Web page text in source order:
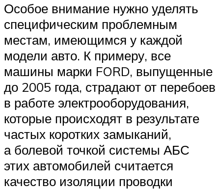
Особое внимание нужно уделять
специфическим проблемным
местам, имеющимся у каждой
модели авто. К примеру, все
машины марки FORD, выпущенные
до 2005 года, страдают от перебоев
в работе электрооборудования,
которые происходят в результате
частых коротких замыканий,
а болевой точкой системы АБС
этих автомобилей считается
качество изоляции проводки